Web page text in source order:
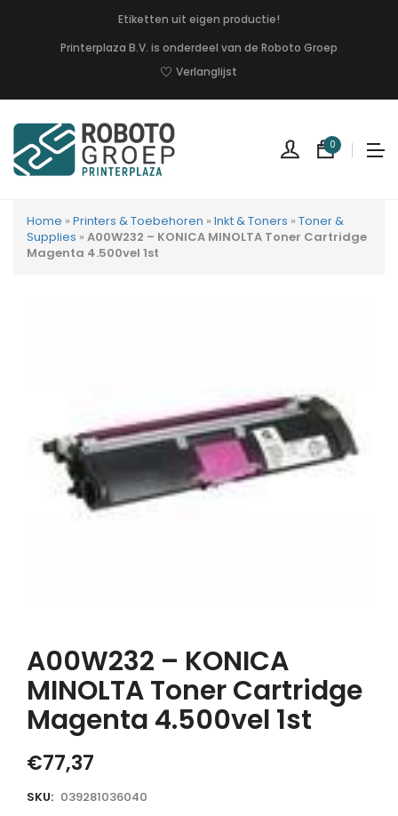
Etiketten uit eigen productie!
Printerplaza B.V. is onderdeel van de Roboto Groep
Verlanglijst
0
Home » Printers & Toebehoren » Inkt & Toners » Toner &
Supplies » A00W232 – KONICA MINOLTA Toner Cartridge
Magenta 4.500vel 1st
A00W232 – KONICA
MINOLTA Toner Cartridge
Magenta 4.500vel 1st
€77,37
SKU: 039281036040